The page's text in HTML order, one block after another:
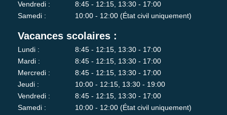
Vendredi :
8:45 - 12:15, 13:30 - 17:00
Samedi :
10:00 - 12:00 (État civil uniquement)
Vacances scolaires :
Lundi :
8:45 - 12:15, 13:30 - 17:00
Mardi :
8:45 - 12:15, 13:30 - 17:00
Mercredi :
8:45 - 12:15, 13:30 - 17:00
Jeudi :
10:00 - 12:15, 13:30 - 19:00
Vendredi :
8:45 - 12:15, 13:30 - 17:00
Samedi :
10:00 - 12:00 (État civil uniquement)